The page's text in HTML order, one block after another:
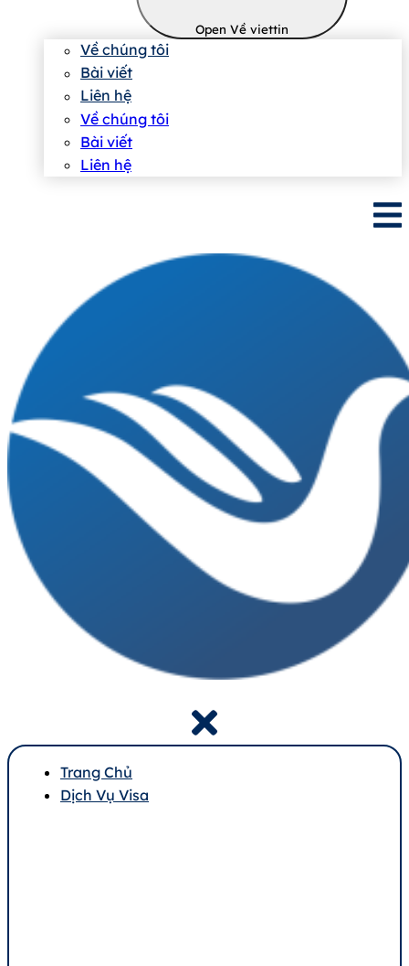
Open Về viettin
Về chúng tôi
Bài viết
Liên hệ
Về chúng tôi
Bài viết
Liên hệ
Trang Chủ
Dịch Vụ Visa